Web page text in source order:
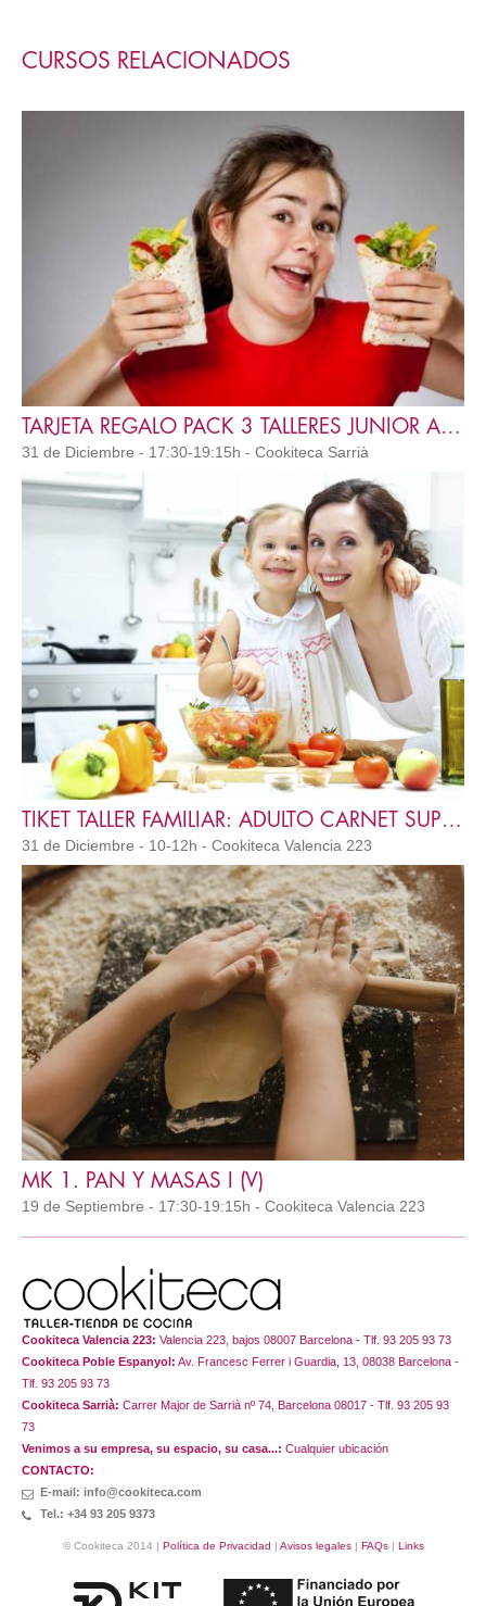
CURSOS RELACIONADOS
TARJETA REGALO PACK 3 TALLERES JUNIOR ACADEMY J3
31 de Diciembre - 17:30-19:15h - Cookiteca Sarrià
TIKET TALLER FAMILIAR: ADULTO CARNET SUPER 3
31 de Diciembre - 10-12h - Cookiteca Valencia 223
MK 1. PAN Y MASAS I (V)
19 de Septiembre - 17:30-19:15h - Cookiteca Valencia 223
Cookiteca Valencia 223: Valencia 223, bajos 08007 Barcelona - Tlf. 93 205 93 73
Cookiteca Poble Espanyol: Av. Francesc Ferrer i Guardia, 13, 08038 Barcelona -
Tlf. 93 205 93 73
Cookiteca Sarrià: Carrer Major de Sarrià nº 74, Barcelona 08017 - Tlf. 93 205 93
73
Venimos a su empresa, su espacio, su casa...: Cualquier ubicación
CONTACTO:
E-mail: info@cookiteca.com
Tel.: +34 93 205 9373
© Cookiteca 2014 | Política de Privacidad Avisos legales| FAQs| Links